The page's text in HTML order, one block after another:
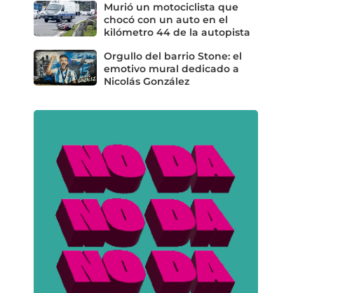
Murió un motociclista que
chocó con un auto en el
kilómetro 44 de la autopista
Orgullo del barrio Stone: el
emotivo mural dedicado a
Nicolás González